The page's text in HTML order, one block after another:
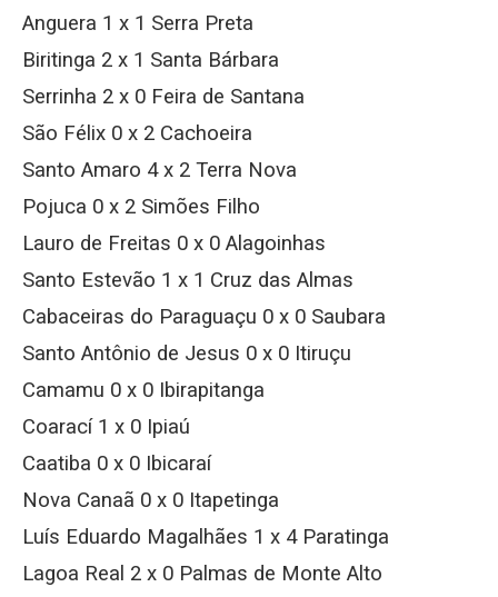
Anguera 1 x 1 Serra Preta
Biritinga 2 x 1 Santa Bárbara
Serrinha 2 x 0 Feira de Santana
São Félix 0 x 2 Cachoeira
Santo Amaro 4 x 2 Terra Nova
Pojuca 0 x 2 Simões Filho
Lauro de Freitas 0 x 0 Alagoinhas
Santo Estevão 1 x 1 Cruz das Almas
Cabaceiras do Paraguaçu 0 x 0 Saubara
Santo Antônio de Jesus 0 x 0 Itiruçu
Camamu 0 x 0 Ibirapitanga
Coarací 1 x 0 Ipiaú
Caatiba 0 x 0 Ibicaraí
Nova Canaã 0 x 0 Itapetinga
Luís Eduardo Magalhães 1 x 4 Paratinga
Lagoa Real 2 x 0 Palmas de Monte Alto